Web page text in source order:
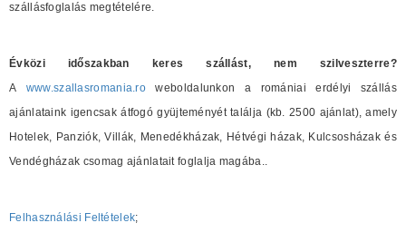
szállásfoglalás megtételére.
Évközi időszakban keres szállást, nem szilveszterre?
A www.szallasromania.ro weboldalunkon a romániai erdélyi szállás
ajánlataink igencsak átfogó gyüjteményét találja (kb. 2500 ajánlat), amely
Hotelek, Panziók, Villák, Menedékházak, Hétvégi házak, Kulcsosházak és
Vendégházak csomag ajánlatait foglalja magába..
Felhasználási Feltételek;